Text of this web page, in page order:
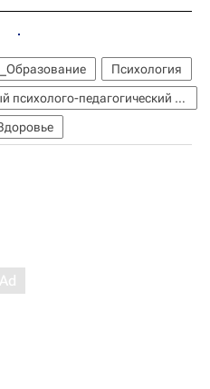
Психология
Московский государственный психолого-педагогический университет (МГППУ)